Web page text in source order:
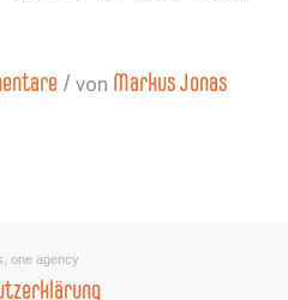
/ von Markus Jonas
one agency